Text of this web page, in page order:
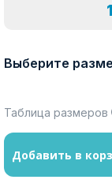
Выберите
Таблица размеров
Добавить в